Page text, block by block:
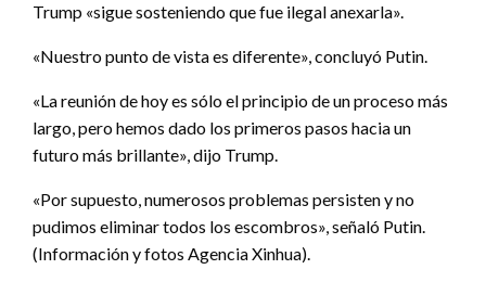
Trump «sigue sosteniendo que fue ilegal anexarla».
«Nuestro punto de vista es diferente», concluyó Putin.
«La reunión de hoy es sólo el principio de un proceso más
largo, pero hemos dado los primeros pasos hacia un
futuro más brillante», dijo Trump.
«Por supuesto, numerosos problemas persisten y no
pudimos eliminar todos los escombros», señaló Putin.
(Información y fotos Agencia Xinhua).